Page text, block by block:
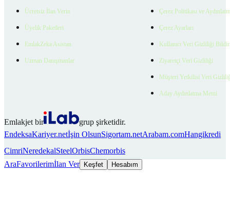
Ücretsiz İlan Verin
Üyelik Paketleri
EmlakZeka Asistan
Uzman Danışmanlar
Çerez Politikası ve
Çerez Ayarları
Kullanıcı Veri Gizliliği
Ziyaretçi Veri Gizliliği
Müşteri Yetkilisi Veri
Aday Aydınlatma Metni
Emlakjet bir
grup şirketidir.
EndeksaKariyer.netİşin OlsunSigortam.netArabam.comHangikredi
CimriNeredekalSteelOrbisChemorbis
AraFavorilerimİlan Ver Keşfet Hesabım